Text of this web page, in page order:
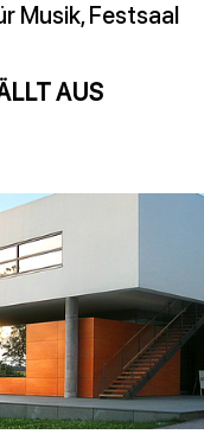
Musik, Festsaal
AUS